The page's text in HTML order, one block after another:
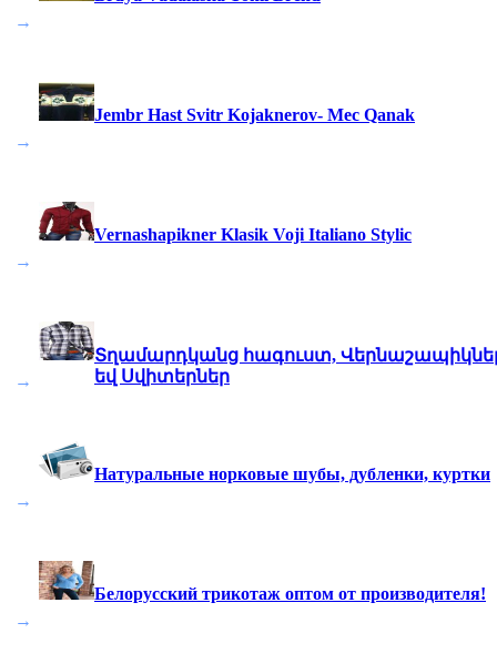
→
→
Jembr Hast Svitr Kojaknerov- Mec Qanak
→
Vernashapikner Klasik Voji Italiano Stylic
→
Տղամարդկանց հագուստ,
եվ Սվիտերներ
→
Натуральные норковые шубы, дубленки, куртки
→
Белорусский трикотаж оптом от производителя!